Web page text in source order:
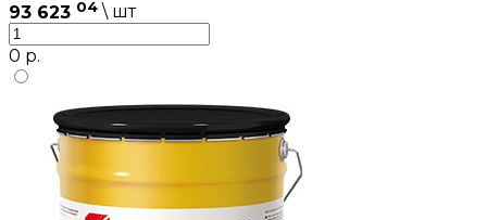
93 623 04 \ шт
0 р.